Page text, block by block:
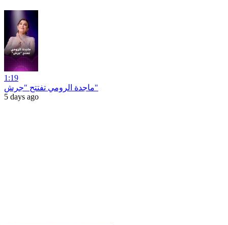
1:19
ماجدة الرومي تفتتح "جرش"
5 days ago